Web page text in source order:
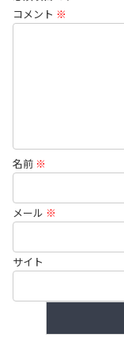
コメント ※
名前 ※
メール ※
サイト